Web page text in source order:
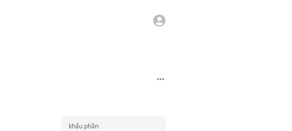
khẩu phần